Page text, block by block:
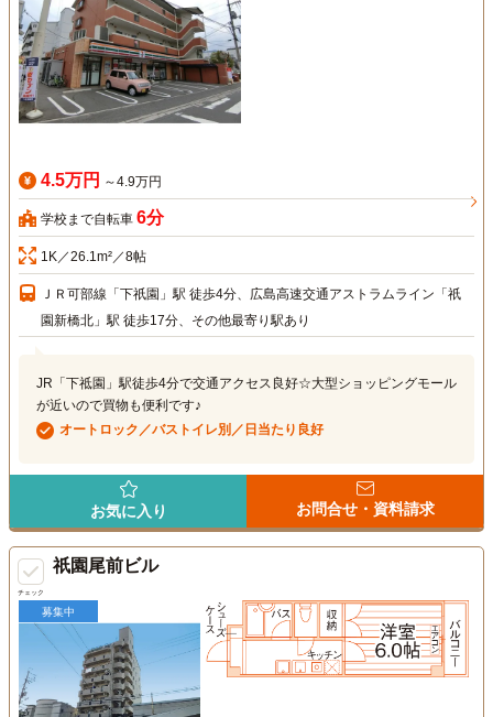
4.5万円 ～4.9万円
学校まで自転車 6分
1K／26.1m²／8帖
ＪＲ可部線「下祇園」駅 徒歩4分、広島高速交通アストラムライン「祇
園新橋北」駅 徒歩17分、その他最寄り駅あり
JR「下祗園」駅徒歩4分で交通アクセス良好☆大型ショッピングモール
が近いので買物も便利です♪
オートロック／バストイレ別／日当たり良好
お気に入り お問合せ・資料請求
チェック
祇園尾前ビル
募集中